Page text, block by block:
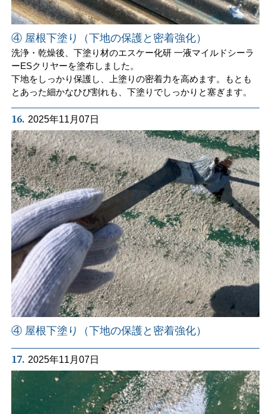
④ 屋根下塗り（下地の保護と密着強化）
洗浄・乾燥後、下塗り材のエスケー化研 一液マイルドシーラ
ーESクリヤーを塗布しました。
下地をしっかり保護し、上塗りの密着力を高めます。もとも
とあった細かなひび割れも、下塗りでしっかりと塞ぎます。
16. 2025年11月07日
④ 屋根下塗り（下地の保護と密着強化）
17. 2025年11月07日